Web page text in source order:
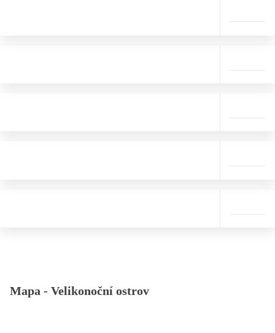
Mapa - Velikonoční ostrov